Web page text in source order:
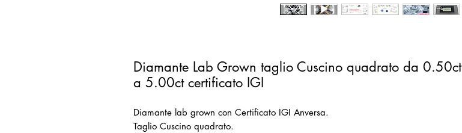
Diamante Lab Grown taglio Cuscino quadrato da 0.50ct
a 5.00ct certificato IGI
Diamante lab grown con Certificato IGI Anversa.
Taglio Cuscino quadrato.